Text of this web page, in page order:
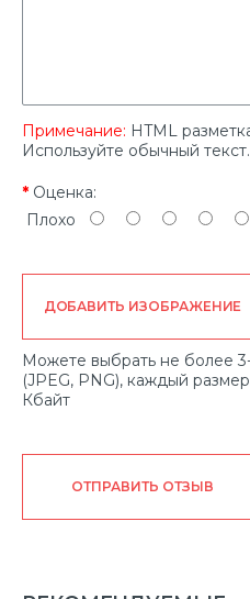
Примечание: HTML
Используйте обычный текст.
Оценка:
Плохо
ДОБАВИТЬ ИЗОБРАЖЕНИЕ
Можете выбрать не более
(JPEG, PNG), каждый
Кбайт
ОТПРАВИТЬ ОТЗЫВ